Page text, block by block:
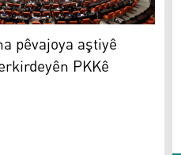
ya aştiyê bê avakirin
pêvajoya aştiyê
PKKê